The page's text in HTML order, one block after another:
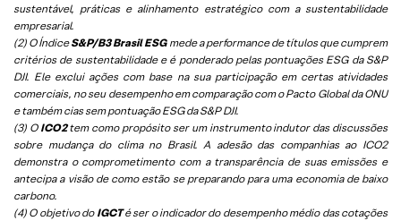
sustentável, práticas e alinhamento estratégico com a sustentabilidade
empresarial.
(2) O ÍndiceS&P/B3 Brasil ESGmede a performance de títulos que cumprem
critérios de sustentabilidade e é ponderado pelas pontuações ESG da S&P
DJI. Ele exclui ações com base na sua participação em certas atividades
comerciais, no seu desempenho em comparação com o Pacto Global da ONU
e também cias sem pontuação ESG da S&P DJI.
(3) O ICO2tem como propósito ser um instrumento indutor das discussões
sobre mudança do clima no Brasil. A adesão das companhias ao ICO2
demonstra o comprometimento com a transparência de suas emissões e
antecipa a visão de como estão se preparando para uma economia de baixo
carbono.
(4) O objetivo do IGCTé ser o indicador do desempenho médio das cotações